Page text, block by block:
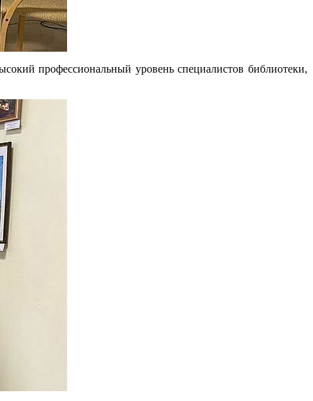
профессиональный уровень специалистов библиотеки,